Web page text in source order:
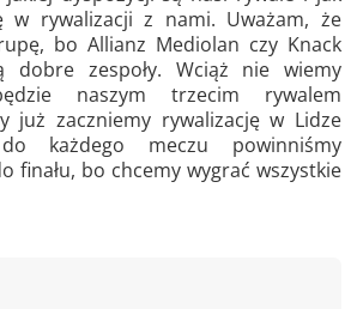
w rywalizacji z nami. Uważam, że
bo Allianz Mediolan czy Knack
dobre zespoły. Wciąż nie wiemy
naszym trzecim rywalem
już zaczniemy rywalizację w Lidze
każdego meczu powinniśmy
finału, bo chcemy wygrać wszystkie